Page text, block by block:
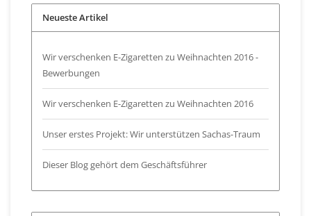
Neueste Artikel
Wir verschenken E-Zigaretten zu Weihnachten 2016 -
Bewerbungen
Wir verschenken E-Zigaretten zu Weihnachten 2016
Unser erstes Projekt: Wir unterstützen Sachas-Traum
Dieser Blog gehört dem Geschäftsführer